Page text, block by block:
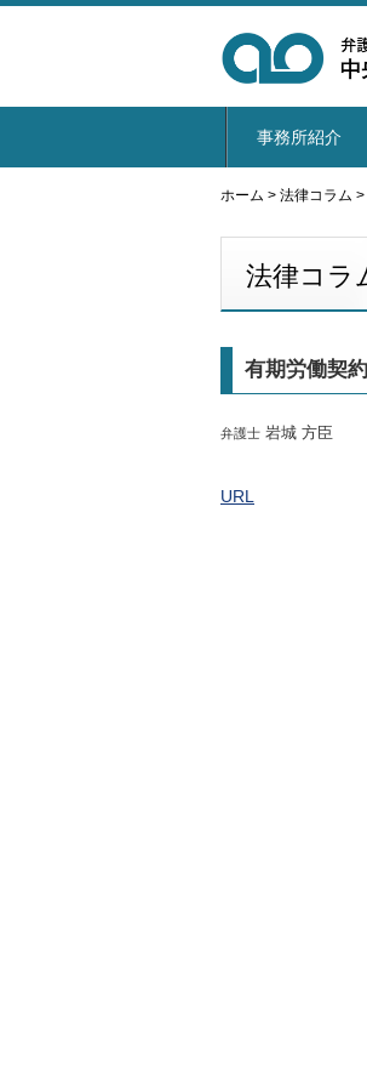
事務所紹介
ホーム > 法律コラム >
法律コラ
有期労働契
弁護士 岩城 方臣
URL